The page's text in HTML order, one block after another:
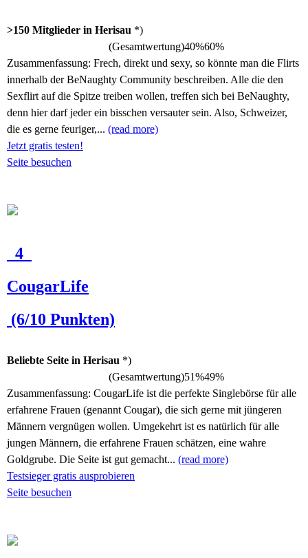
>150 Mitglieder in Herisau *)
(Gesamtwertung)40%60%
Zusammenfassung: Frech, direkt und sexy, so könnte man die Flirts
innerhalb der BeNaughty Community beschreiben. Alle die den
Sexflirt auf die Spitze treiben wollen, treffen sich bei BeNaughty,
denn hier darf jeder ein bisschen versauter sein. Also, Schweizer,
die es gerne feuriger,... (read more)
Jetzt gratis testen!
Seite besuchen
4
CougarLife
(6/10 Punkten)
Beliebte Seite in Herisau *)
(Gesamtwertung)51%49%
Zusammenfassung: CougarLife ist die perfekte Singlebörse für alle
erfahrene Frauen (genannt Cougar), die sich gerne mit jüngeren
Männern vergnügen wollen. Umgekehrt ist es natürlich für alle
jungen Männern, die erfahrene Frauen schätzen, eine wahre
Goldgrube. Die Seite ist gut gemacht... (read more)
Testsieger gratis ausprobieren
Seite besuchen